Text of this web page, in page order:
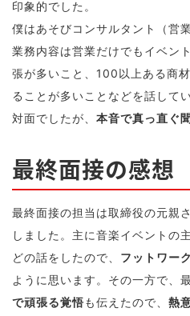
印象的でした。
僕はあそびコンサルタント（営
業務内容は営業だけでもイベン
張が多いこと、100以上ある商
ることが多いことなどを話して
対面でしたが、本音で真っ直ぐ
最終面接の感想
最終面接の担当は取締役の元親
しました。主に音楽イベントの
どの話をしたので、 フットワー
ように思います。その一方で、
で頑張る覚悟も伝えたので、熱